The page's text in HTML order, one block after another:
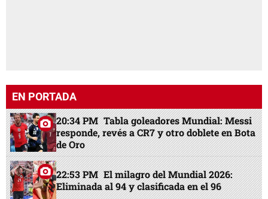
EN PORTADA
20:34 PM Tabla goleadores Mundial: Messi
responde, revés a CR7 y otro doblete en Bota
de Oro
22:53 PM El milagro del Mundial 2026:
Eliminada al 94 y clasificada en el 96